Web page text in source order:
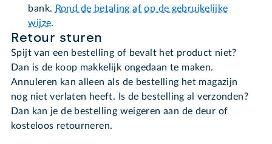
bank. Rond de betaling af op de gebruikelijke
wijze.
Retour sturen
Spijt van een bestelling of bevalt het product niet?
Dan is de koop makkelijk ongedaan te maken.
Annuleren kan alleen als de bestelling het magazijn
nog niet verlaten heeft. Is de bestelling al verzonden?
Dan kan je de bestelling weigeren aan de deur of
kosteloos retourneren.